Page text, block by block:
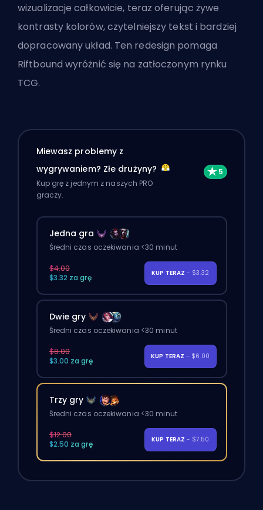
wizualizacje całkowicie, teraz oferując żywe
kontrasty kolorów, czytelniejszy tekst i bardziej
dopracowany układ. Ten redesign pomaga
Riftbound wyróżnić się na zatłoczonym rynku
TCG.
Miewasz problemy z
wygrywaniem? Złe drużyny?
Kup grę z jednym z naszych PRO
graczy.
Jedna gra
Średni czas oczekiwania <30 minut
$4.00
$3.32 za grę
KUP TERAZ - $3.32
Dwie gry
Średni czas oczekiwania <30 minut
$8.00
$3.00 za grę
KUP TERAZ - $6.00
Trzy gry
Średni czas oczekiwania <30 minut
$12.00
$2.50 za grę
KUP TERAZ - $7.50